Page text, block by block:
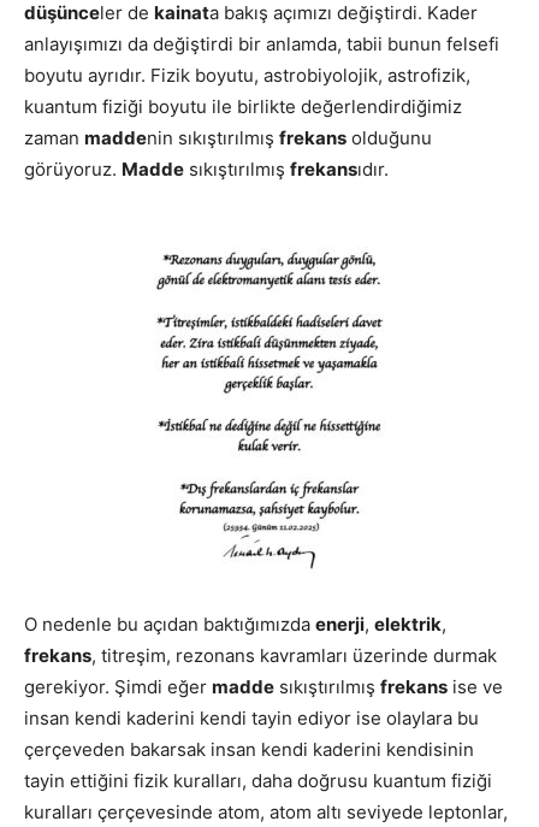
düşünceler de kainata bakış açımızı değiştirdi. Kader
anlayışımızı da değiştirdi bir anlamda, tabii bunun felsefi
boyutu ayrıdır. Fizik boyutu, astrobiyolojik, astrofizik,
kuantum fiziği boyutu ile birlikte değerlendirdiğimiz
zaman maddenin sıkıştırılmış frekans olduğunu
görüyoruz. Madde sıkıştırılmış frekansıdır.
O nedenle bu açıdan baktığımızda enerji, elektrik,
frekans, titreşim, rezonans kavramları üzerinde durmak
gerekiyor. Şimdi eğer madde sıkıştırılmış frekans ise ve
insan kendi kaderini kendi tayin ediyor ise olaylara bu
çerçeveden bakarsak insan kendi kaderini kendisinin
tayin ettiğini fizik kuralları, daha doğrusu kuantum fiziği
kuralları çerçevesinde atom, atom altı seviyede leptonlar,